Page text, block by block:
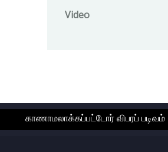
Video
காணாமலாக்கப்பட்டோர் விபரப் படிவம்